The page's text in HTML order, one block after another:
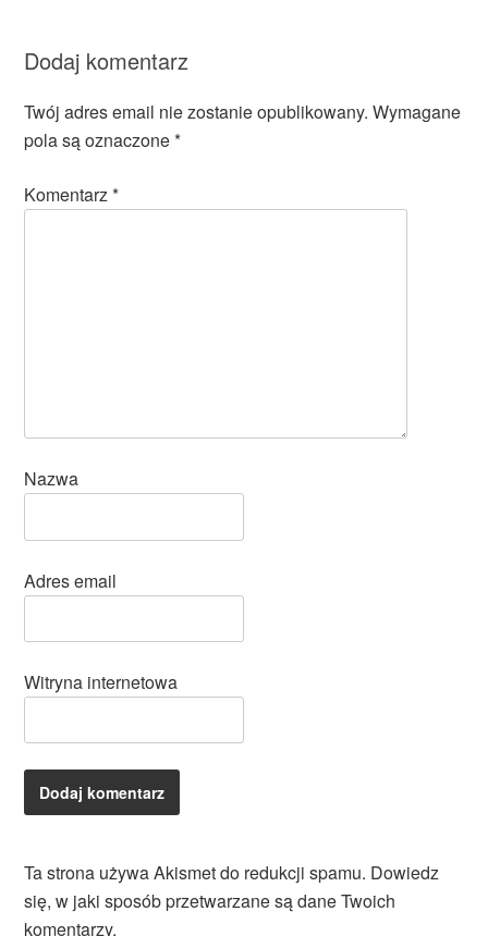
Dodaj komentarz
Twój adres email nie zostanie opublikowany. Wymagane
pola są oznaczone*
Komentarz*
Nazwa
Adres email
Witryna internetowa
Ta strona używa Akismet do redukcji spamu. Dowiedz
się, w jaki sposób przetwarzane są dane Twoich
komentarzy.